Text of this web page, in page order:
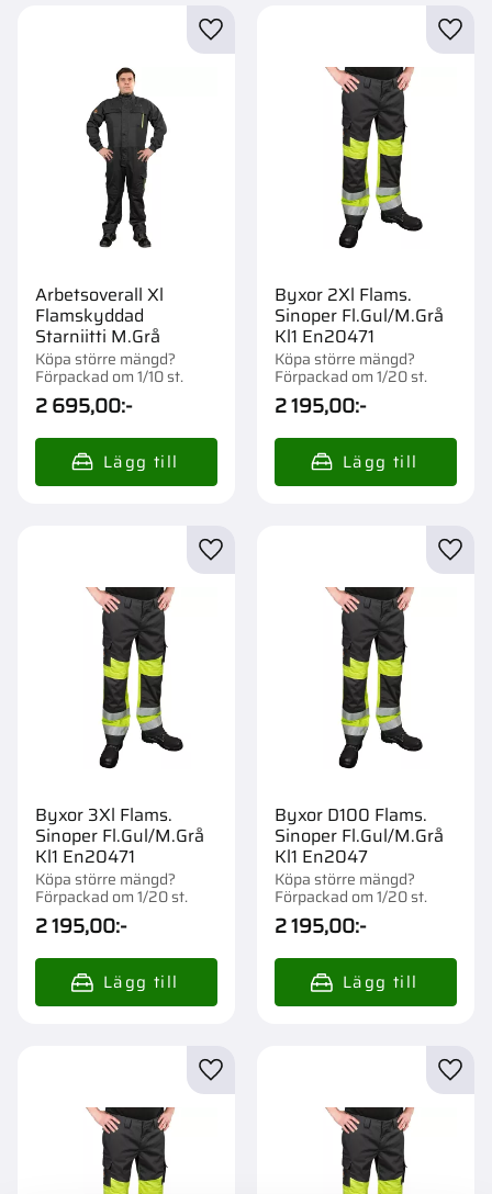
Arbetsoverall Xl
Flamskyddad
Starniitti M.Grå
Köpa större mängd?
Förpackad om 1/10 st.
2 695,00:-
Lägg till i favoriter
Byxor 2Xl Flams.
Sinoper Fl.Gul/M.Grå
Kl1 En20471
Köpa större mängd?
Förpackad om 1/20 st.
2 195,00:-
Byxor 3Xl Flams.
Sinoper Fl.Gul/M.Grå
Kl1 En20471
Köpa större mängd?
Förpackad om 1/20 st.
2 195,00:-
Lägg till i favoriter
Byxor D100 Flams.
Sinoper Fl.Gul/M.Grå
Kl1 En2047
Köpa större mängd?
Förpackad om 1/20 st.
2 195,00:-
Lägg till i favoriter